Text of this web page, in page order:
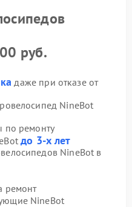
руб.
даже при отказе от
NineBot
по ремонту
до 3-х лет
NineBot в
ремонт
NineBot